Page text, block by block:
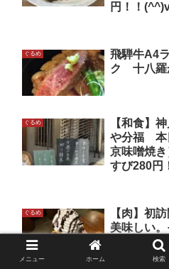
円！！
ぐるめ
飛騨牛A4
ク 十八羅
ぐるめ
【和食】
や分福 本
京味噌焼
すび280円
ぐるめ
【肉】初
美味しい
んなのに
フェある
メニュー ホーム 検索